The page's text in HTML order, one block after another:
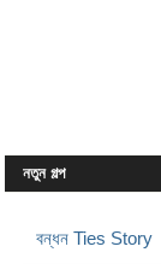
নতুন গল্প
বন্ধন Ties Story